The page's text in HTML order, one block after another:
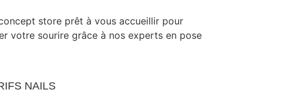
store prêt à vous accueillir pour
votre sourire grâce à nos experts en pose
NAILS